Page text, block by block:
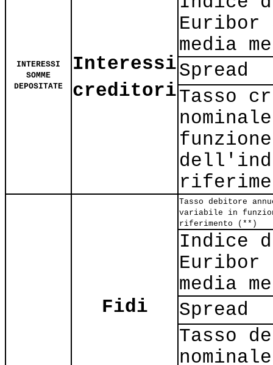
INTERESSI
SOMME
DEPOSITATE
Interessi
creditori
Euribor
media
Spread
Tasso
Fidi
Tasso debitore
variabile in
riferimento (**)
Indice
Euribor
media
Spread
Tasso